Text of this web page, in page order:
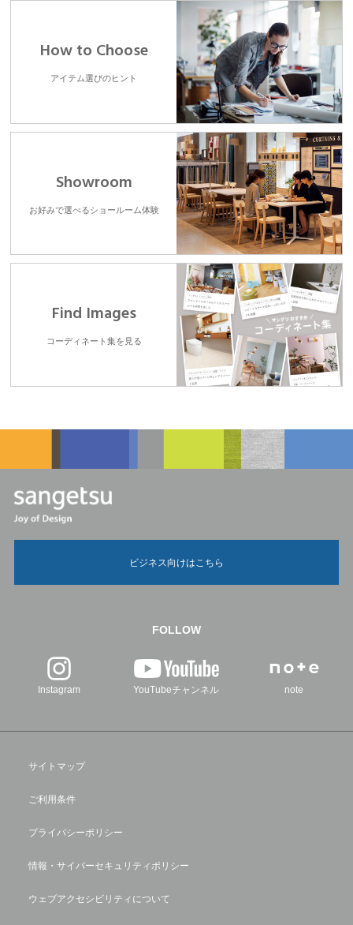
How to Choose
アイテム選びのヒント
Showroom
お好みで選べるショールーム体験
Find Images
コーディネート集を見る
ビジネス向けはこちら
FOLLOW
Instagram YouTubeチャンネル note
サイトマップ
ご利用条件
プライバシーポリシー
情報・サイバーセキュリティポリシー
ウェブアクセシビリティについて